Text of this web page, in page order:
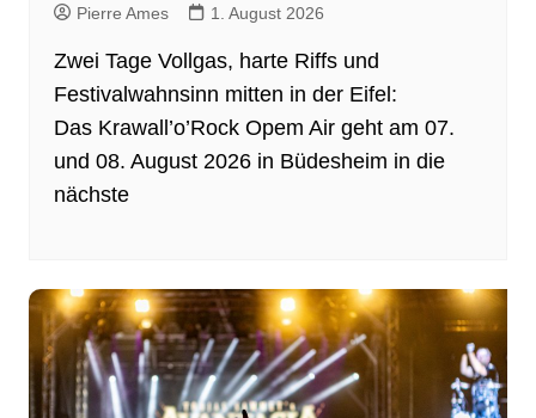
Pierre Ames 1. August 2026
Zwei Tage Vollgas, harte Riffs und
Festivalwahnsinn mitten in der Eifel:
Das Krawall’o’Rock Opem Air geht am 07.
und 08. August 2026 in Büdesheim in die
nächste